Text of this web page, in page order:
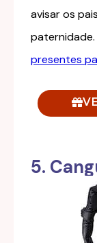
avisar os
presentes
5.